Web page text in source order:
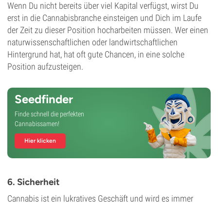
Wenn Du nicht bereits über viel Kapital verfügst, wirst Du
erst in die Cannabisbranche einsteigen und Dich im Laufe
der Zeit zu dieser Position hocharbeiten müssen. Wer einen
naturwissenschaftlichen oder landwirtschaftlichen
Hintergrund hat, hat oft gute Chancen, in eine solche
Position aufzusteigen.
Seedfinder
Finde schnell die perfekten
Cannabissamen!
Hier klicken
6. Sicherheit
Cannabis ist ein lukratives Geschäft und wird es immer